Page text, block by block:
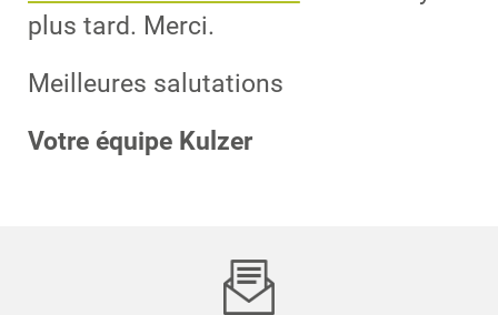
plus tard. Merci.
Meilleures salutations
Votre équipe Kulzer